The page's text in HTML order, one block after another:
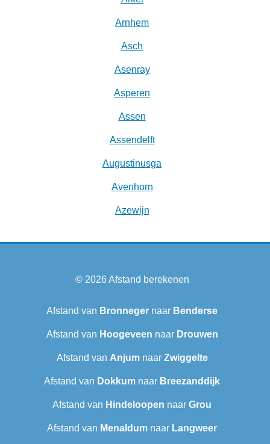
Arnhem
Asch
Asenray
Asperen
Assen
Assendelft
Augustinusga
Avenhorn
Azewijn
© 2026Afstand berekenen
Afstand van Bronneger naar Benderse
Afstand van Hoogeveen naar Drouwen
Afstand van Anjumnaar Zwiggelte
Afstand van Dokkum naar Breezanddijk
Afstand van Hindeloopen naar Grou
Afstand van Menaldum naar Langweer‎